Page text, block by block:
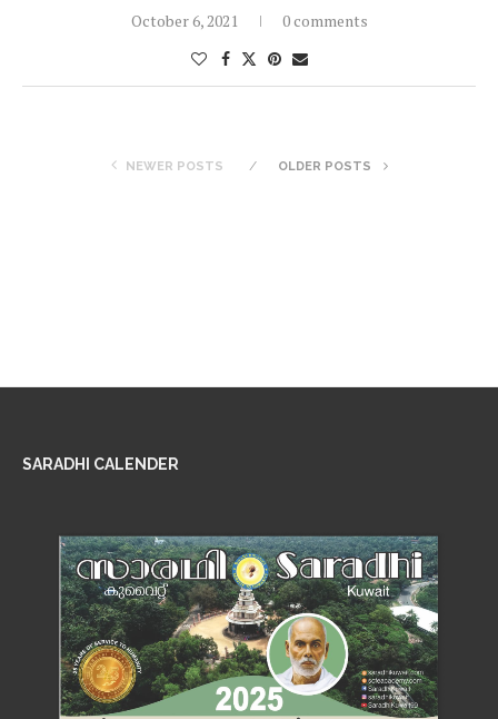
October 6, 2021 0 comments
NEWER POSTS OLDER POSTS
SARADHI CALENDER